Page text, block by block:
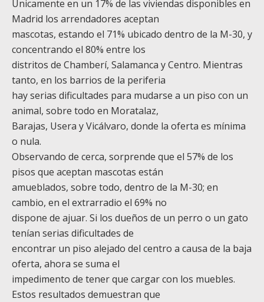
Únicamente en un 17% de las viviendas disponibles en
Madrid los arrendadores aceptan
mascotas, estando el 71% ubicado dentro de la M-30, y
concentrando el 80% entre los
distritos de Chamberí, Salamanca y Centro. Mientras
tanto, en los barrios de la periferia
hay serias dificultades para mudarse a un piso con un
animal, sobre todo en Moratalaz,
Barajas, Usera y Vicálvaro, donde la oferta es mínima
o nula.
Observando de cerca, sorprende que el 57% de los
pisos que aceptan mascotas están
amueblados, sobre todo, dentro de la M-30; en
cambio, en el extrarradio el 69% no
dispone de ajuar. Si los dueños de un perro o un gato
tenían serias dificultades de
encontrar un piso alejado del centro a causa de la baja
oferta, ahora se suma el
impedimento de tener que cargar con los muebles.
Estos resultados demuestran que